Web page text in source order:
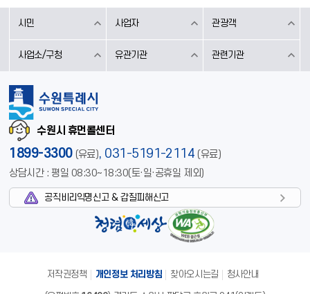
시민 사업자 관광객
사업소/구청 유관기관 관련기관
수원시 휴먼콜센터
1899-3300 (유료), 031-5191-2114 (유료)
상담시간 : 평일 08:30~18:30(토·일·공휴일 제외)
공직비리익명신고 & 갑질피해신고
저작권정책 개인정보 처리방침 찾아오시는길 청사안내